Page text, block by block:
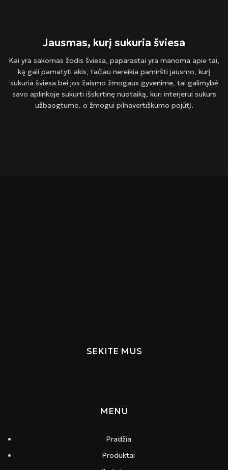
Jausmas, kurį sukuria šviesa
Kai yra sakomas žodis šviesa, paparastai yra manoma apie tai,
ką gali pamatyti akis, tačiau nereikia pamiršti jausmo, kurį
sukuria šviesa bei jos žaismo žmogaus gyvenime, tai galimybė
savo aplinkoje sukurti išskirtinę nuotaiką, kuri interjerui sukurs
užbaogtumo, o žmogui pilnavertiškumo pojūtį.
SEKITE MUS
MENU
Pradžia
Produktai